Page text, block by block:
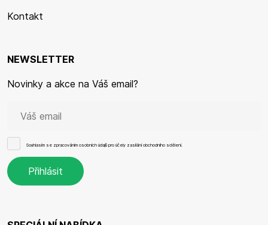
Kontakt
NEWSLETTER
Novinky a akce na Váš email?
Souhlasím se zpracováním osobních údajů pro účely zasílání obchodního sdělení.